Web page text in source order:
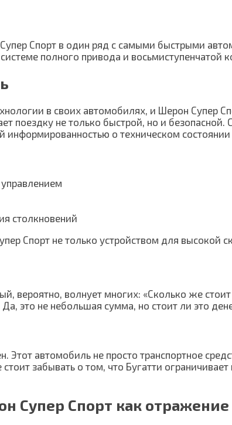
Спорт в один ряд с самыми быстрыми
полного привода и восьмиступенчатой
в своих автомобилях, и Шерон Супер
поездку не только быстрой, но и
о техническом состоянии
столкновений
Спорт не только устройством для
вероятно, волнует многих: «Сколько же
это не небольшая сумма, но стоит ли это
Этот автомобиль не просто транспортное
забывать о том, что Бугатти
Супер Спорт как отражение